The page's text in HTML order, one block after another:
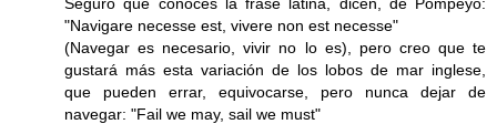
"Navigare necesse est, vivere non est necesse"
(Navegar es necesario, vivir no lo es), pero creo que te
gustará más esta variación de los lobos de mar inglese,
que pueden errar, equivocarse, pero nunca dejar de
navegar: "Fail we may, sail we must"